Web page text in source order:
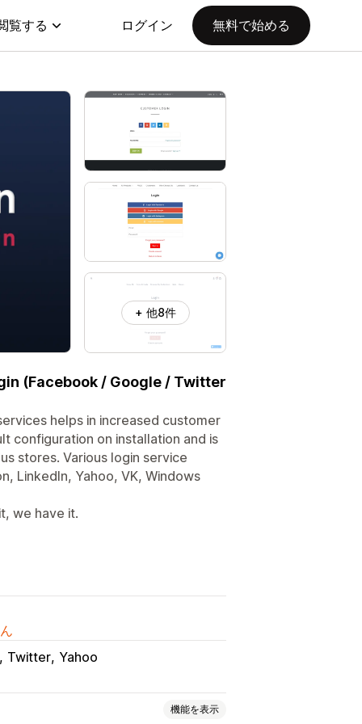
覧する ログイン 無料で始める
+ 他8件
(Facebook / Google / Twitter
helps in increased customer
configuration on installation and is
stores. Various login service
LinkedIn, Yahoo, VK, Windows
we have it.
Twitter Yahoo
機能を表示